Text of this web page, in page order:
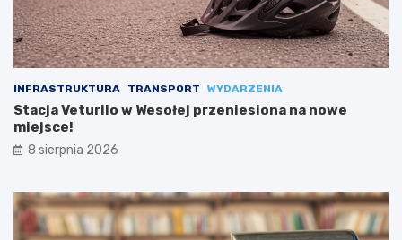
INFRASTRUKTURA TRANSPORT WYDARZENIA
Stacja Veturilo w Wesołej przeniesiona na nowe
miejsce!
8 sierpnia 2026